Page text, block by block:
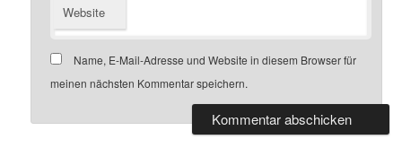
Website
Name, E-Mail-Adresse und Website in diesem Browser für
meinen nächsten Kommentar speichern.